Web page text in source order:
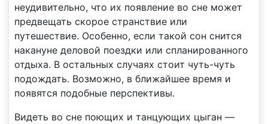
неудивительно, что их появление во сне может
предвещать скорое странствие или
путешествие. Особенно, если такой сон снится
накануне деловой поездки или спланированного
отдыха. В остальных случаях стоит чуть-чуть
подождать. Возможно, в ближайшее время и
появятся подобные перспективы.
Видеть во сне поющих и танцующих цыган —